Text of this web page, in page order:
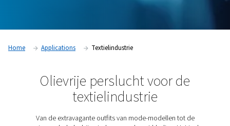
Applications Textielindustrie